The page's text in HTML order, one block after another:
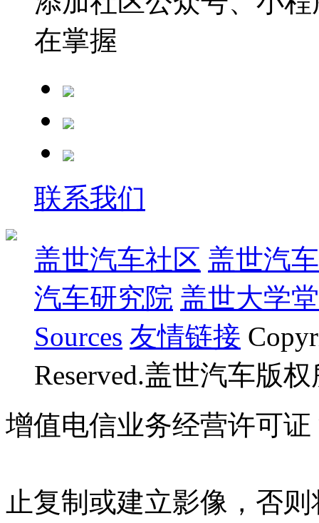
在掌握
联系我们
盖世汽车社区 盖世汽
汽车研究院 盖世大学堂
Sources 友情链接
Reserved.盖世汽车版
增值电信业务经营许可证
止复制或建立影像，否